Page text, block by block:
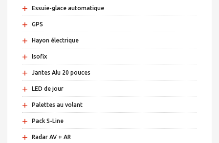
+ Essuie-glace automatique
+ GPS
+ Hayon électrique
+ Isofix
+ Jantes Alu 20 pouces
+ LED de jour
+ Palettes au volant
+ Pack S-Line
+ Radar AV + AR